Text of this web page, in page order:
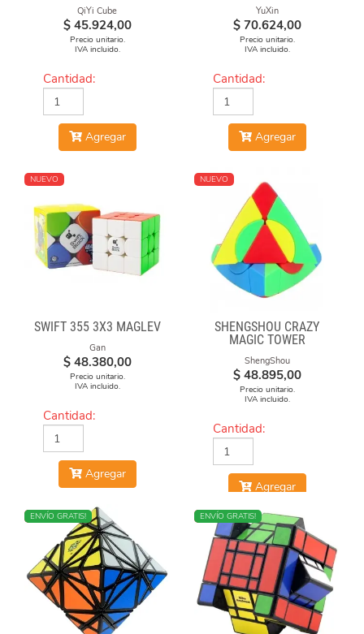
QiYi Cube
$ 45.924,00
Precio unitario.
IVA incluido.
Cantidad:
Agregar
YuXin
$ 70.624,00
Precio unitario.
IVA incluido.
Cantidad:
Agregar
NUEVO
SWIFT 355 3X3 MAGLEV
Gan
$ 48.380,00
Precio unitario.
IVA incluido.
Cantidad:
Agregar
NUEVO
SHENGSHOU CRAZY
MAGIC TOWER
ShengShou
$ 48.895,00
Precio unitario.
IVA incluido.
Cantidad:
Agregar
NUEVO
ENVÍO GRATIS! NUEVO
ENVÍO GRATIS!